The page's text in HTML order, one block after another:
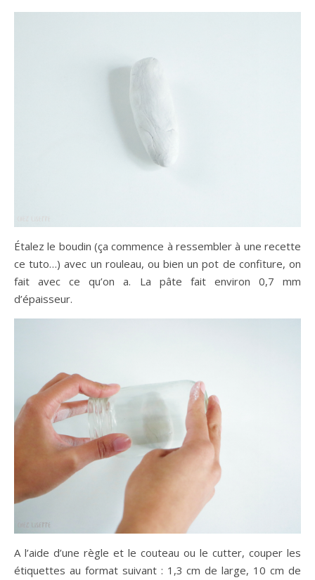
Étalez le boudin (ça commence à ressembler à une recette
ce tuto…) avec un rouleau, ou bien un pot de confiture, on
fait avec ce qu’on a. La pâte fait environ 0,7 mm
d’épaisseur.
A l’aide d’une règle et le couteau ou le cutter, couper les
étiquettes au format suivant : 1,3 cm de large, 10 cm de